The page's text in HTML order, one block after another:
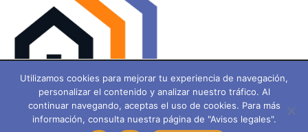
De la innovación a la solución
Utilizamos cookies para ofrecerle la mejor experiencia en
nuestro sitio.
Puede obtener más información sobre qué cookies utilizamos o
desactivarlas enconfiguración.
Utilizamos cookies para mejorar tu experiencia de navegación,
personalizar el contenido y analizar nuestro tráfico. Al
continuar navegando, aceptas el uso de cookies. Para más
información, consulta nuestra página de "Avisos legales".